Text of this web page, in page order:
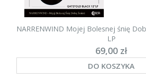
NARRENWIND Mojej Bolesnej śnię
LP
69,00 zł
DO KOSZYKA